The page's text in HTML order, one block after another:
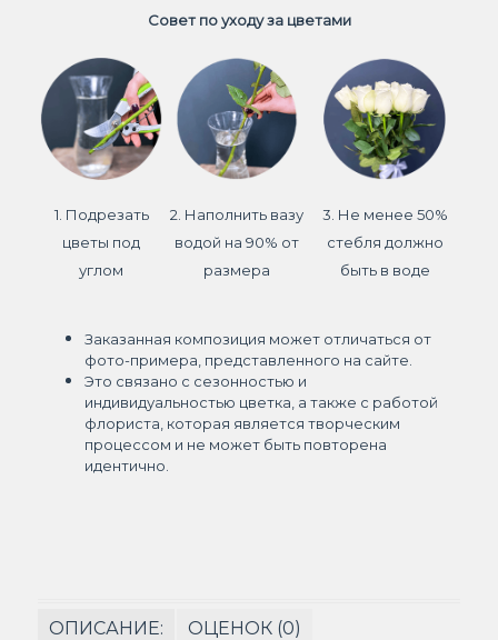
Совет по уходу за цветами
1. Подрезать
цветы под
углом
2. Наполнить вазу
водой на 90% от
размера
3. Не менее 50%
стебля должно
быть в воде
Заказанная композиция может отличаться от
фото-примера, представленного на сайте.
Это связано с сезонностью и
индивидуальностью цветка, а также с работой
флориста, которая является творческим
процессом и не может быть повторена
идентично.
ОПИСАНИЕ:
ОЦЕНОК (0)